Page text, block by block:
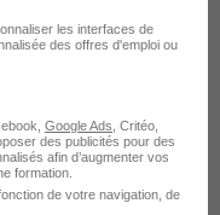
par Métier
les interfaces de
des offres d'emploi ou
Google Ads , Critéo,
des publicités pour des
afin d’augmenter vos
formation.
de votre navigation, de